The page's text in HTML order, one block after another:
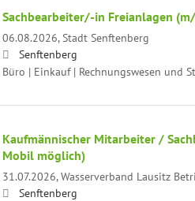
Sachbearbeiter/-in Freianlagen
06.08.2026, Stadt Senftenberg
Senftenberg
Büro | Einkauf | Rechnungswesen und
Kaufmännischer Mitarbeiter /
Mobil möglich)
31.07.2026,Wasserverband Lausitz
Senftenberg